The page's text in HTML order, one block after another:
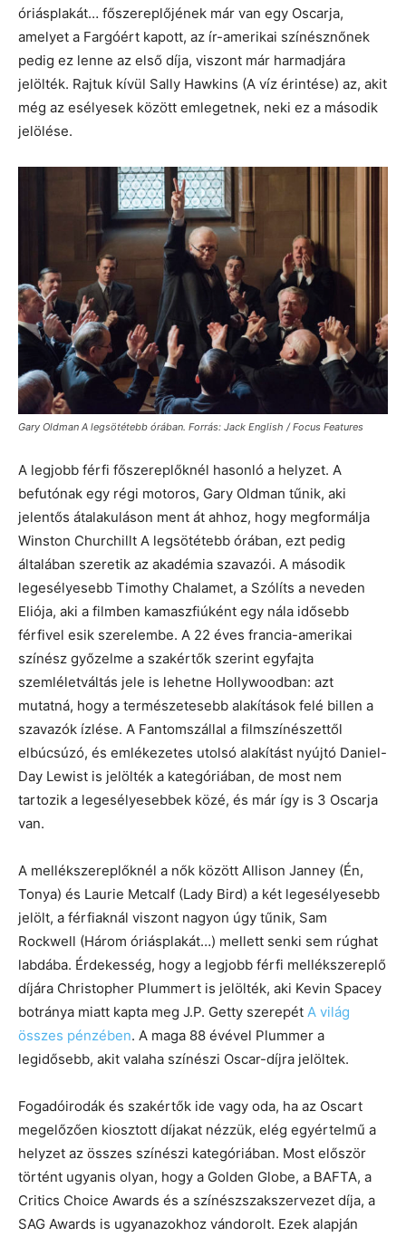
óriásplakát… főszereplőjének már van egy Oscarja,
amelyet a Fargóért kapott, az ír-amerikai színésznőnek
pedig ez lenne az első díja, viszont már harmadjára
jelölték. Rajtuk kívül Sally Hawkins (A víz érintése) az, akit
még az esélyesek között emlegetnek, neki ez a második
jelölése.
Gary Oldman A legsötétebb órában. Forrás: Jack English / Focus Features
A legjobb férfi főszereplőknél hasonló a helyzet. A
befutónak egy régi motoros, Gary Oldman tűnik, aki
jelentős átalakuláson ment át ahhoz, hogy megformálja
Winston Churchillt A legsötétebb órában, ezt pedig
általában szeretik az akadémia szavazói. A második
legesélyesebb Timothy Chalamet, a Szólíts a neveden
Eliója, aki a filmben kamaszfiúként egy nála idősebb
férfivel esik szerelembe. A 22 éves francia-amerikai
színész győzelme a szakértők szerint egyfajta
szemléletváltás jele is lehetne Hollywoodban: azt
mutatná, hogy a természetesebb alakítások felé billen a
szavazók ízlése. A Fantomszállal a filmszínészettől
elbúcsúzó, és emlékezetes utolsó alakítást nyújtó Daniel-
Day Lewist is jelölték a kategóriában, de most nem
tartozik a legesélyesebbek közé, és már így is 3 Oscarja
van.
A mellékszereplőknél a nők között Allison Janney (Én,
Tonya) és Laurie Metcalf (Lady Bird) a két legesélyesebb
jelölt, a férfiaknál viszont nagyon úgy tűnik, Sam
Rockwell (Három óriásplakát…) mellett senki sem rúghat
labdába. Érdekesség, hogy a legjobb férfi mellékszereplő
díjára Christopher Plummert is jelölték, aki Kevin Spacey
botránya miatt kapta meg J.P. Getty szerepét A világ
összes pénzében. A maga 88 évével Plummer a
legidősebb, akit valaha színészi Oscar-díjra jelöltek.
Fogadóirodák és szakértők ide vagy oda, ha az Oscart
megelőzően kiosztott díjakat nézzük, elég egyértelmű a
helyzet az összes színészi kategóriában. Most először
történt ugyanis olyan, hogy a Golden Globe, a BAFTA, a
Critics Choice Awards és a színészszakszervezet díja, a
SAG Awards is ugyanazokhoz vándorolt. Ezek alapján